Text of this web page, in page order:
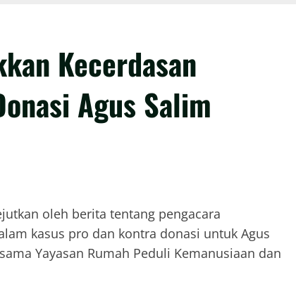
Kecerdasan
Agus Salim
oleh berita tentang pengacara
kasus pro dan kontra donasi untuk Agus
Yayasan Rumah Peduli Kemanusiaan dan